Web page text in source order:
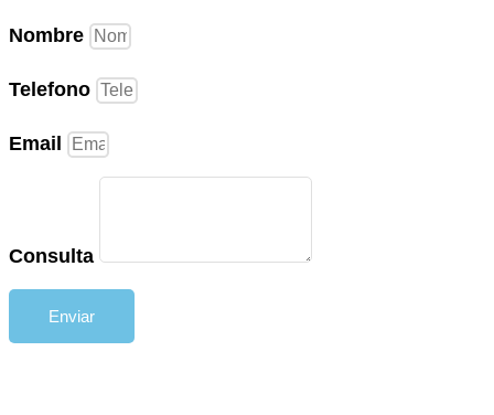
Nombre
Telefono
Email
Consulta
Enviar